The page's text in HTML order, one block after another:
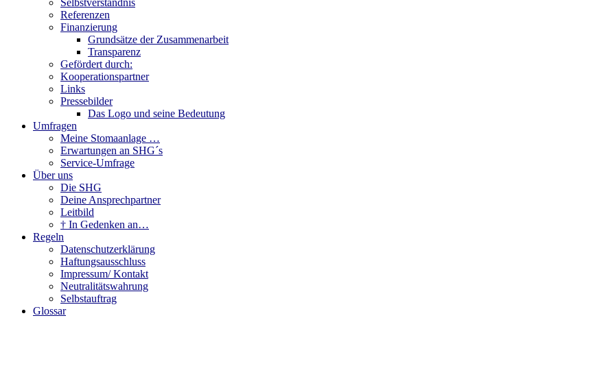
Referenzen
Finanzierung
Grundsätze der Zusammenarbeit
Transparenz
Gefördert durch:
Kooperationspartner
Links
Pressebilder
Das Logo und seine Bedeutung
Umfragen
Meine Stomaanlage …
Erwartungen an SHG´s
Service-Umfrage
Über uns
Die SHG
Deine Ansprechpartner
Leitbild
† In Gedenken an…
Regeln
Datenschutzerklärung
Haftungsausschluss
Impressum/ Kontakt
Neutralitätswahrung
Selbstauftrag
Glossar